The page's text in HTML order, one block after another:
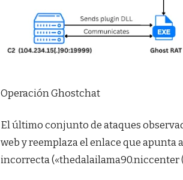
Operación Ghostchat
El último conjunto de ataques
web y reemplaza el enlace que
incorrecta («thedalailama90.niccenter